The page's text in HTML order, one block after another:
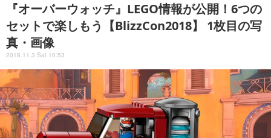
『オーバーウォッチ』LEGO情報が公開！6つの
セットで楽しもう【BlizzCon2018】 1枚目の写
真・画像
2018.11.3 Sat 10:53